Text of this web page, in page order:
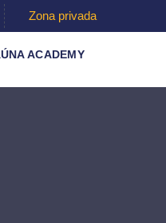
Zona privada
ACADEMY